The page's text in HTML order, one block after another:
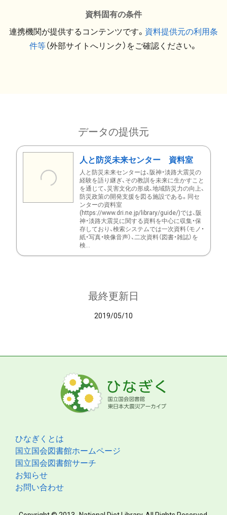
資料固有の条件
連携機関が提供するコンテンツです。 資料提供元の利用条
件等（外部サイトへリンク）をご確認ください。
データの提供元
人と防災未来センター 資料室
人と防災未来センターは、阪神・淡路大震災の
経験を語り継ぎ、その教訓を未来に生かすこと
を通じて、災害文化の形成、地域防災力の向上、
防災政策の開発支援を図る施設である。同セ
ンターの資料室
(https://www.dri.ne.jp/library/guide/)では、阪
神・淡路大震災に関する資料を中心に収集・保
存しており、検索システムでは一次資料（モノ・
紙・写真・映像音声）、二次資料（図書・雑誌）を
検...
最終更新日
2019/05/10
ひなぎくとは
国立国会図書館ホームページ
国立国会図書館サーチ
お知らせ
お問い合わせ